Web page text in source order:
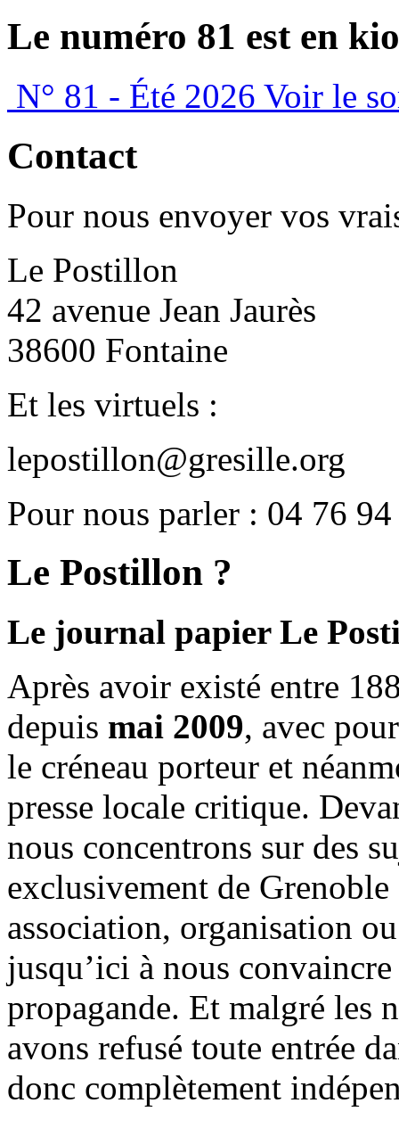
Le numéro 81 est en
N° 81 - Été 2026 Voir le
Contact
Pour nous envoyer vos
Le Postillon
42 avenue Jean Jaurès
38600 Fontaine
Et les virtuels :
lepostillon@gresille.org
Pour nous parler : 04 76
Le Postillon ?
Le journal papier Le
Après avoir existé entre
depuis mai 2009, avec
le créneau porteur et
presse locale critique.
nous concentrons sur des
exclusivement de
association, organisation
jusqu’ici à nous
propagande. Et malgré les
avons refusé toute entrée
donc complètement